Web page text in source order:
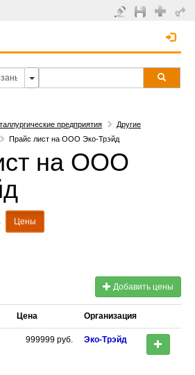
предприятия
Другие
Прайс лист на ООО Эко-Трэйд
на ООО
Цены
Добавить цены
Цена Организация
999999 руб. Эко-Трэйд